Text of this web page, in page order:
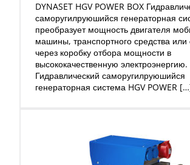
DYNASET HGV POWER BOX
саморугилруюшийся генераторная
преобразует мощность двигателя
машины, транспортного средства или
через коробку отбора мощности в
высококачественную электроэнергию.
Гидравлический саморугилруюшийся
генераторная система HGV POWER